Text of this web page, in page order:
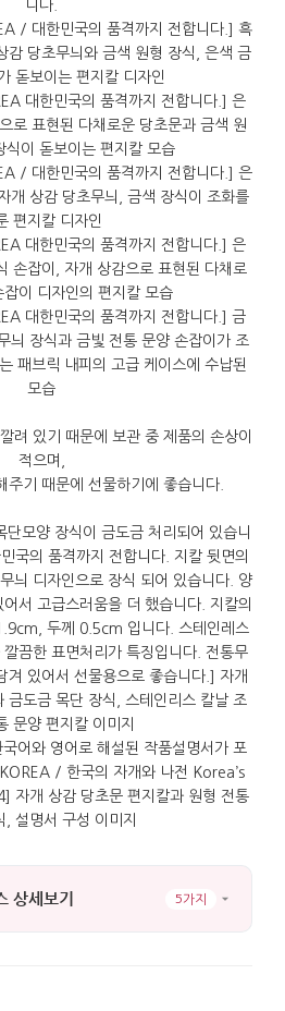
니다.
려 있기 때문에 보관 중 제품의 손상이
적으며,
주기 때문에 선물하기에 좋습니다.
상세보기 5가지